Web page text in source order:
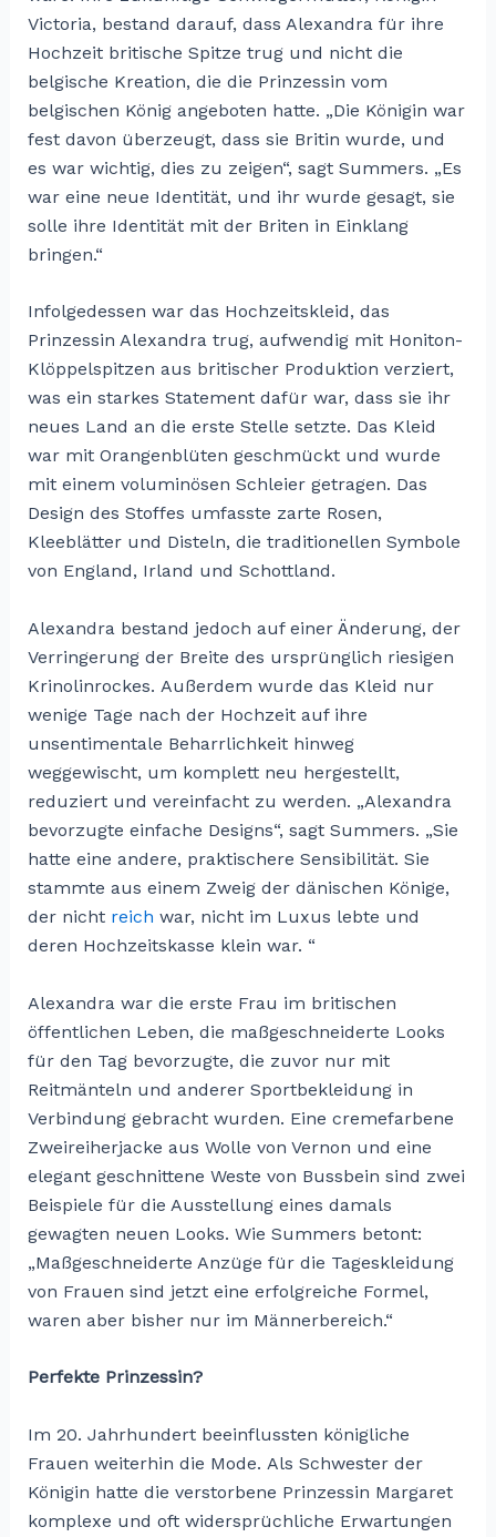
Victoria, bestand darauf, dass Alexandra für ihre
Hochzeit britische Spitze trug und nicht die
belgische Kreation, die die Prinzessin vom
belgischen König angeboten hatte. „Die Königin war
fest davon überzeugt, dass sie Britin wurde, und
es war wichtig, dies zu zeigen“, sagt Summers. „Es
war eine neue Identität, und ihr wurde gesagt, sie
solle ihre Identität mit der Briten in Einklang
bringen.“
Infolgedessen war das Hochzeitskleid, das
Prinzessin Alexandra trug, aufwendig mit Honiton-
Klöppelspitzen aus britischer Produktion verziert,
was ein starkes Statement dafür war, dass sie ihr
neues Land an die erste Stelle setzte. Das Kleid
war mit Orangenblüten geschmückt und wurde
mit einem voluminösen Schleier getragen. Das
Design des Stoffes umfasste zarte Rosen,
Kleeblätter und Disteln, die traditionellen Symbole
von England, Irland und Schottland.
Alexandra bestand jedoch auf einer Änderung, der
Verringerung der Breite des ursprünglich riesigen
Krinolinrockes. Außerdem wurde das Kleid nur
wenige Tage nach der Hochzeit auf ihre
unsentimentale Beharrlichkeit hinweg
weggewischt, um komplett neu hergestellt,
reduziert und vereinfacht zu werden. „Alexandra
bevorzugte einfache Designs“, sagt Summers. „Sie
hatte eine andere, praktischere Sensibilität. Sie
stammte aus einem Zweig der dänischen Könige,
der nicht reich war, nicht im Luxus lebte und
deren Hochzeitskasse klein war. “
Alexandra war die erste Frau im britischen
öffentlichen Leben, die maßgeschneiderte Looks
für den Tag bevorzugte, die zuvor nur mit
Reitmänteln und anderer Sportbekleidung in
Verbindung gebracht wurden. Eine cremefarbene
Zweireiherjacke aus Wolle von Vernon und eine
elegant geschnittene Weste von Bussbein sind zwei
Beispiele für die Ausstellung eines damals
gewagten neuen Looks. Wie Summers betont:
„Maßgeschneiderte Anzüge für die Tageskleidung
von Frauen sind jetzt eine erfolgreiche Formel,
waren aber bisher nur im Männerbereich.“
Perfekte Prinzessin?
Im 20. Jahrhundert beeinflussten königliche
Frauen weiterhin die Mode. Als Schwester der
Königin hatte die verstorbene Prinzessin Margaret
komplexe und oft widersprüchliche Erwartungen